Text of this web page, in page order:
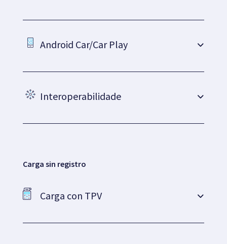
Android Car/Car Play
Interoperabilidade
Carga con TPV